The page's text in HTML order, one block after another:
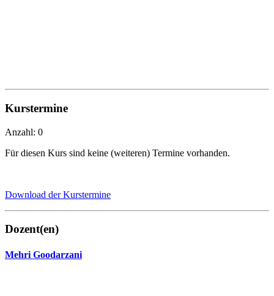
Kurstermine
Anzahl: 0
Für diesen Kurs sind keine (weiteren) Termine vorhanden.
Download der Kurstermine
Dozent(en)
Mehri Goodarzani